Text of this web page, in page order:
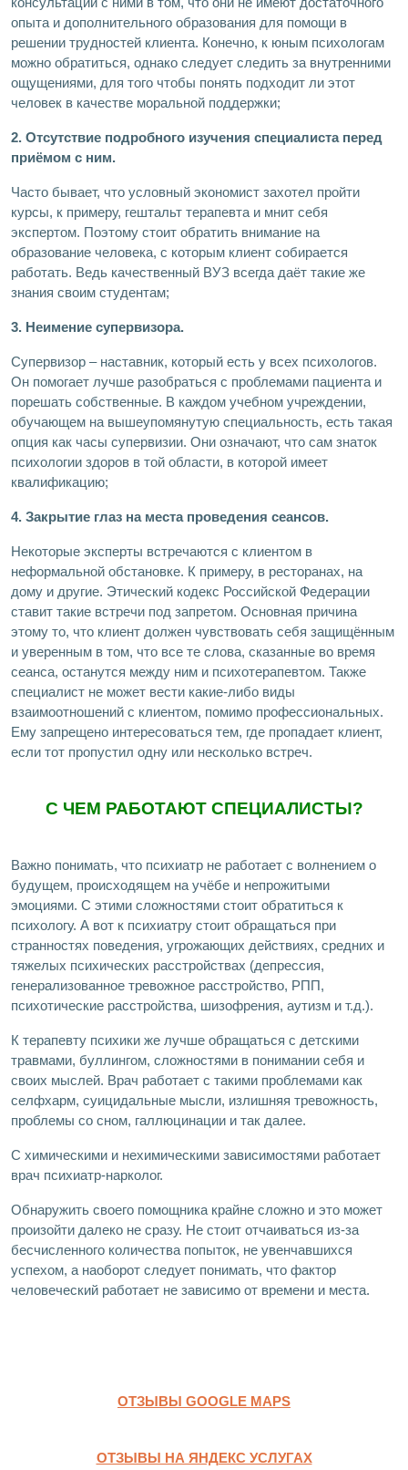
опыта и дополнительного образования для помощи в
решении трудностей клиента. Конечно, к юным психологам
можно обратиться, однако следует следить за внутренними
ощущениями, для того чтобы понять подходит ли этот
человек в качестве моральной поддержки;
2. Отсутствие подробного изучения специалиста перед
приёмом с ним.
Часто бывает, что условный экономист захотел пройти
курсы, к примеру, гештальт терапевта и мнит себя
экспертом. Поэтому стоит обратить внимание на
образование человека, с которым клиент собирается
работать. Ведь качественный ВУЗ всегда даёт такие же
знания своим студентам;
3. Неимение супервизора.
Супервизор – наставник, который есть у всех психологов.
Он помогает лучше разобраться с проблемами пациента и
порешать собственные. В каждом учебном учреждении,
обучающем на вышеупомянутую специальность, есть такая
опция как часы супервизии. Они означают, что сам знаток
психологии здоров в той области, в которой имеет
квалификацию;
4. Закрытие глаз на места проведения сеансов.
Некоторые эксперты встречаются с клиентом в
неформальной обстановке. К примеру, в ресторанах, на
дому и другие. Этический кодекс Российской Федерации
ставит такие встречи под запретом. Основная причина
этому то, что клиент должен чувствовать себя защищённым
и уверенным в том, что все те слова, сказанные во время
сеанса, останутся между ним и психотерапевтом. Также
специалист не может вести какие-либо виды
взаимоотношений с клиентом, помимо профессиональных.
Ему запрещено интересоваться тем, где пропадает клиент,
если тот пропустил одну или несколько встреч.
С ЧЕМ РАБОТАЮТ СПЕЦИАЛИСТЫ?
Важно понимать, что психиатр не работает с волнением о
будущем, происходящем на учёбе и непрожитыми
эмоциями. С этими сложностями стоит обратиться к
психологу. А вот к психиатру стоит обращаться при
странностях поведения, угрожающих действиях, средних и
тяжелых психических расстройствах (депрессия,
генерализованное тревожное расстройство, РПП,
психотические расстройства, шизофрения, аутизм и т.д.).
К терапевту психики же лучше обращаться с детскими
травмами, буллингом, сложностями в понимании себя и
своих мыслей. Врач работает с такими проблемами как
селфхарм, суицидальные мысли, излишняя тревожность,
проблемы со сном, галлюцинации и так далее.
С химическими и нехимическими зависимостями работает
врач психиатр-нарколог.
Обнаружить своего помощника крайне сложно и это может
произойти далеко не сразу. Не стоит отчаиваться из-за
бесчисленного количества попыток, не увенчавшихся
успехом, а наоборот следует понимать, что фактор
человеческий работает не зависимо от времени и места.
ОТЗЫВЫ GOOGLE MAPS
ОТЗЫВЫ НА ЯНДЕКС УСЛУГАХ